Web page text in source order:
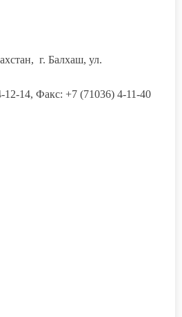
г. Балхаш, ул.
14, Факс: +7 (71036) 4-11-40